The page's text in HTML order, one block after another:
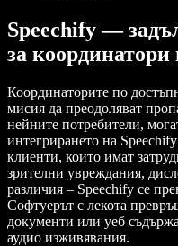
Speechify —
за координатори
Координаторите по
мисия да преодоляват
нейните потребители,
интегрирането на
клиенти, които имат
зрителни увреждания,
различия – Speechify се
Софтуерът с лекота
документи или уеб
аудио изживявания.